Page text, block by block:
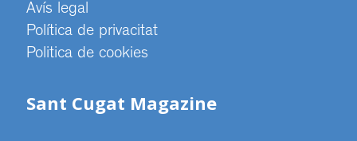
Avís legal
Política de privacitat
Politica de cookies
Sant Cugat Magazine